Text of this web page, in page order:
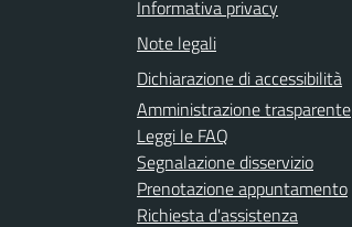
Informativa privacy
Note legali
Dichiarazione di accessibilità
Amministrazione trasparente
Leggi le FAQ
Segnalazione disservizio
Prenotazione appuntamento
Richiesta d'assistenza